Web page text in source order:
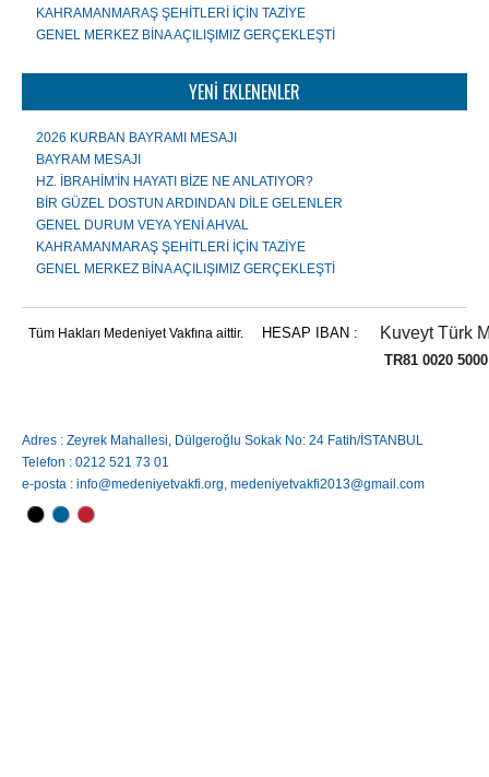
KAHRAMANMARAŞ ŞEHİTLERİ İÇİN TAZİYE
GENEL MERKEZ BİNA AÇILIŞIMIZ GERÇEKLEŞTİ
YENİ EKLENENLER
2026 KURBAN BAYRAMI MESAJI
BAYRAM MESAJI
HZ. İBRAHİM'İN HAYATI BİZE NE ANLATIYOR?
BİR GÜZEL DOSTUN ARDINDAN DİLE GELENLER
GENEL DURUM VEYA YENİ AHVAL
KAHRAMANMARAŞ ŞEHİTLERİ İÇİN TAZİYE
GENEL MERKEZ BİNA AÇILIŞIMIZ GERÇEKLEŞTİ
Tüm Hakları Medeniyet Vakfına aittir. HESAP IBAN : Kuveyt Türk
TR81 0020 5000 0084
Adres : Zeyrek Mahallesi, Dülgeroğlu Sokak No: 24 Fatih/İSTANBUL
Telefon : 0212 521 73 01
e-posta : info@medeniyetvakfi.org, medeniyetvakfi2013@gmail.com